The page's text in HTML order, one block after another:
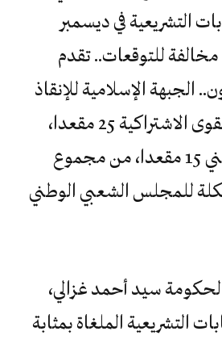
التشريعية في ديسمبر
مخالفة للتوقعات.. تقدم
سيد أحمد غزالي،
التشريعية الملغاة بمثابة